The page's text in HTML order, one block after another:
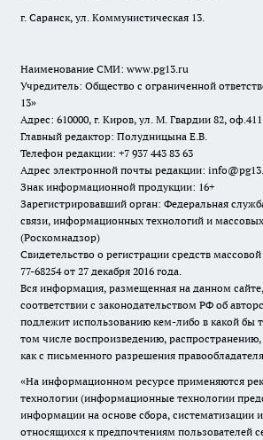
г. Саранск, ул. Коммунистическая 13.
Наименование СМИ: www.pg13.ru
Учредитель: Общество с ограниченной
13»
Адрес: 610000, г. Киров, ул. М. Гвардии 82, оф.411
Главный редактор: Полудницына Е.В.
Телефон редакции: +7 937 443 83 63
Адрес электронной почты редакции:
Знак информационной продукции: 16+
Зарегистрировавший орган: Федеральная
связи, информационных технологий и
(Роскомнадзор)
Свидетельство о регистрации средств
77-68254 от 27 декабря 2016 года.
Вся информация, размещенная на данном сайте,
соответствии с законодательством РФ об
подлежит использованию кем-либо в какой бы
том числе воспроизведению, распространению,
как с письменного разрешения
«На информационном ресурсе применяются
технологии (информационные технологии
информации на основе сбора, систематизации
относящихся к предпочтениям пользователей